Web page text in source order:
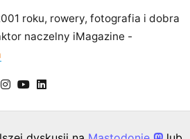
roku, rowery, fotografia i dobra
naczelny iMagazine -